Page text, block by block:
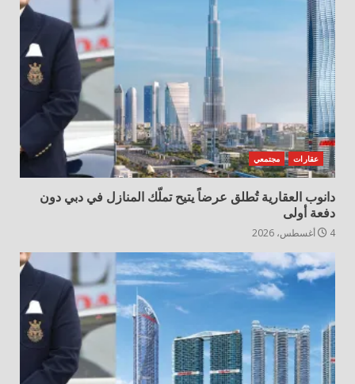
عقارات مجتمعي
دانوب العقارية تُطلق عرضاً يتيح تملّك المنازل في دبي دون
دفعة أولى
4 أغسطس، 2026